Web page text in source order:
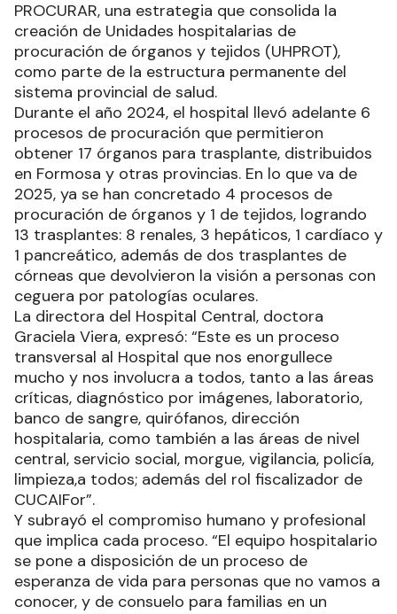
PROCURAR, una estrategia que consolida la
creación de Unidades hospitalarias de
procuración de órganos y tejidos (UHPROT),
como parte de la estructura permanente del
sistema provincial de salud.
Durante el año 2024, el hospital llevó adelante 6
procesos de procuración que permitieron
obtener 17 órganos para trasplante, distribuidos
en Formosa y otras provincias. En lo que va de
2025, ya se han concretado 4 procesos de
procuración de órganos y 1 de tejidos, logrando
13 trasplantes: 8 renales, 3 hepáticos, 1 cardíaco y
1 pancreático, además de dos trasplantes de
córneas que devolvieron la visión a personas con
ceguera por patologías oculares.
La directora del Hospital Central, doctora
Graciela Viera, expresó: “Este es un proceso
transversal al Hospital que nos enorgullece
mucho y nos involucra a todos, tanto a las áreas
críticas, diagnóstico por imágenes, laboratorio,
banco de sangre, quirófanos, dirección
hospitalaria, como también a las áreas de nivel
central, servicio social, morgue, vigilancia, policía,
limpieza,a todos; además del rol fiscalizador de
CUCAIFor”.
Y subrayó el compromiso humano y profesional
que implica cada proceso. “El equipo hospitalario
se pone a disposición de un proceso de
esperanza de vida para personas que no vamos a
conocer, y de consuelo para familias en un